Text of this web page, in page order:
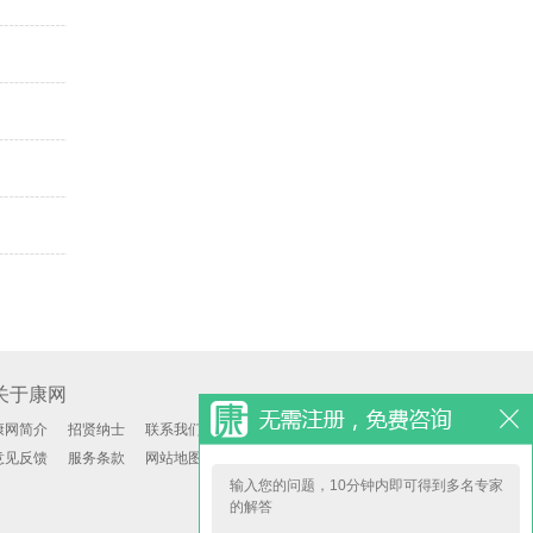
于康网
网简介 招贤纳士
联系我们
见反馈
服务条款 网站地图